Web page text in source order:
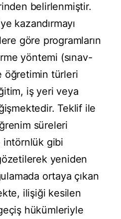
belirlenmiştir.
kazandırmayı
göre programların
yöntemi (sınav-
öğretimin türleri
iş yeri veya
Teklif ile
süreleri
intörnlük gibi
yeniden
ortaya çıkan
ilişiği kesilen
hükümleriyle